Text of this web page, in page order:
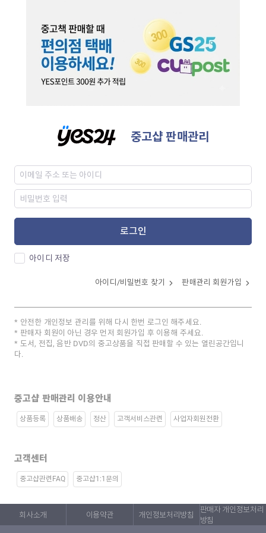
중고샵 판매관리
로그인
아이디 저장
아이디/비밀번호 찾기 판매관리 회원가입
안전한 개인정보 관리를 위해 다시 한번 로그인 해주세요.
판매자 회원이 아닌 경우 먼저 회원가입 후 이용해 주세요.
도서, 전집, 음반 DVD의 중고상품을 직접 판매할 수 있는 열린공간입니
다.
중고샵 판매관리 이용안내
상품등록 상품배송 정산 고객서비스관련 사업자회원전환
고객센터
중고샵관련FAQ 중고샵1:1문의
회사소개 이용약관 개인정보처리방침
판매자 개인정보처리
방침